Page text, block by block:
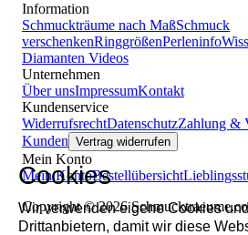
Information
Schmuckträume nach MaßSchmuck
verschenkenRinggrößenPerleninfo
Diamanten Videos
Unternehmen
Über unsImpressumKontakt
Kundenservice
WiderrufsrechtDatenschutzZahlung &
Kunden Vertrag widerrufen
Mein Konto
Mein KontoBestellübersicht
Copyright © 2026
Cookies
Wir verwenden eigene Cookies
Drittanbietern, damit wir diese